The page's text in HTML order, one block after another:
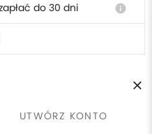
UTWÓRZ KONTO
do 30 dni info